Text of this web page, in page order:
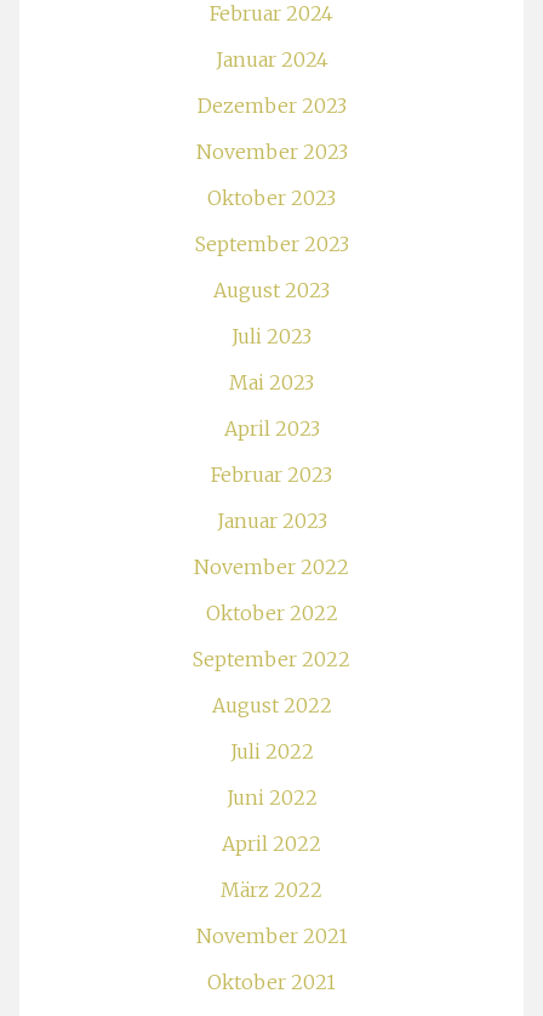
Februar 2024
Januar 2024
Dezember 2023
November 2023
Oktober 2023
September 2023
August 2023
Juli 2023
Mai 2023
April 2023
Februar 2023
Januar 2023
November 2022
Oktober 2022
September 2022
August 2022
Juli 2022
Juni 2022
April 2022
März 2022
November 2021
Oktober 2021